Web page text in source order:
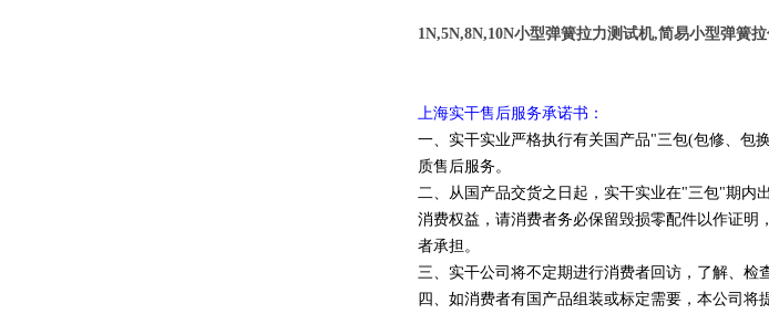
1N,5N,8N,10N小型弹簧拉力测试机,简易小型弹簧
上海实干售后服务承诺书：
一、实干实业严格执行有关国产品"三包(包修、包
质售后服务。
二、从国产品交货之日起，实干实业在"三包"期内
消费权益，请消费者务必保留毁损零配件以作证
者承担。
三、实干公司将不定期进行消费者回访，了解、检
四、如消费者有国产品组装或标定需要，本公司将